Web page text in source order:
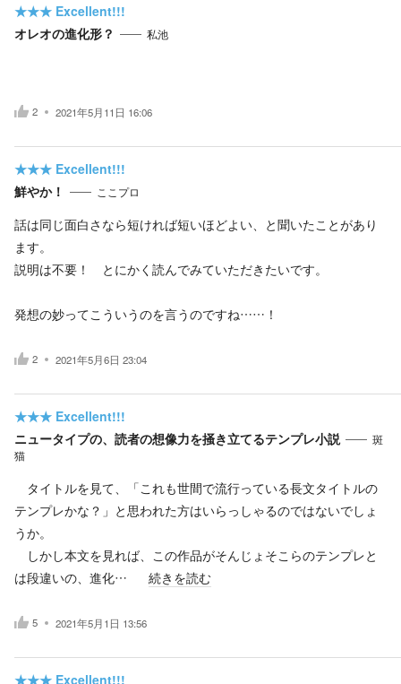
★★★ Excellent!!!
オレオの進化形？
私池
2 2021年5月11日 16:06
★★★ Excellent!!!
鮮やか！
ここプロ
話は同じ面白さなら短ければ短いほどよい、と聞いたことがあり
ます。
説明は不要！ とにかく読んでみていただきたいです。
発想の妙ってこういうのを言うのですね……！
2 2021年5月6日 23:04
★★★ Excellent!!!
ニュータイプの、読者の想像力を掻き立てるテンプレ小説
斑
猫
タイトルを見て、「これも世間で流行っている長文タイトルの
テンプレかな？」と思われた方はいらっしゃるのではないでしょ
うか。
しかし本文を見れば、この作品がそんじょそこらのテンプレと
は段違いの、進化…
続きを読む
5 2021年5月1日 13:56
★★★ Excellent!!!